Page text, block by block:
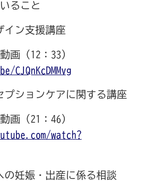
ること
イン支援講座
画（12：33）
プションケアに関する講座
画（21：46）
watch?
の妊娠・出産に係る相談